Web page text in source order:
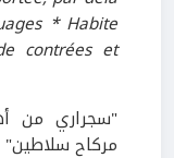
* Habite
contrées et
"سجراري من
مركاح سلاطين"